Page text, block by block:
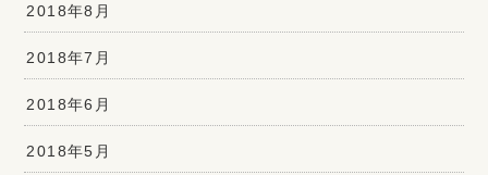
2018年8月
2018年7月
2018年6月
2018年5月